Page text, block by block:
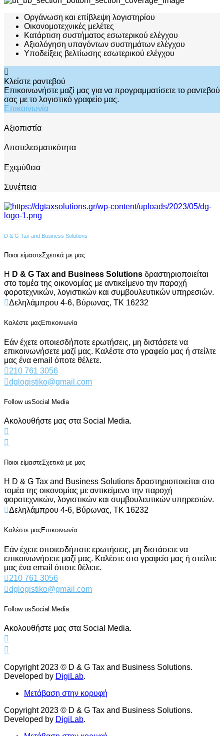
Οργάνωση και επίβλεψη λογιστηρίου
Οικονομοτεχνικές μελέτες
Κατάρτιση συστήματος εσωτερικού ελέγχου
Αξιολόγηση υπαγόντων συστημάτων ελέγχου
Υποδείξεις βελτίωσης εσωτερικού ελέγχου
Κλείστε ραντεβού
Επικοινωνήστε μαζί μας για να προγραμματίσετε το ραντεβού
σας με το λογιστικό γραφείο μας.
Επικοινωνία
Αξιοπιστία
Αποτελεσματικότητα
Εχεμύθεια
Συνέπεια
D & G Tax and Business Solutions
Ποιοι είμαστεΣχετικά με μας
Η D & G Tax and Business Solutions δραστηριοποιείται
στο τομέα της οικονομίας με αντικείμενο την παροχή
φοροτεχνικών, λογιστικών και συμβουλευτικών υπηρεσιών.
Δεληλάμπρου 4-6, Βύρωνας, ΤΚ 16232
Καλέστε μαςΕπικοινωνία
Εάν έχετε οποιεσδήποτε ερωτήσεις, μη διστάσετε να
επικοινωνήσετε μαζί μας. Καλέστε στο γραφείο μας ή στείλτε
μας ένα email όποτε θέλετε.
210 761 3056
dglogistiko@gmail.com
Follow usSocial Media
Ακολουθήστε μας στα Social Media.
Ποιοι είμαστεΣχετικά με μας
Η D & G Tax and Business Solutions δραστηριοποιείται στο
τομέα της οικονομίας με αντικείμενο την παροχή
φοροτεχνικών, λογιστικών και συμβουλευτικών υπηρεσιών.
Δεληλάμπρου 4-6, Βύρωνας, ΤΚ 16232
Καλέστε μαςΕπικοινωνία
Εάν έχετε οποιεσδήποτε ερωτήσεις, μη διστάσετε να
επικοινωνήσετε μαζί μας. Καλέστε στο γραφείο μας ή στείλτε
μας ένα email όποτε θέλετε.
210 761 3056
dglogistiko@gmail.com
Follow usSocial Media
Ακολουθήστε μας στα Social Media.
Copyright 2023 © D & G Tax and Business Solutions.
Developed by DigiLab.
Μετάβαση στην κορυφή
Copyright 2023 © D & G Tax and Business Solutions.
Developed by DigiLab.